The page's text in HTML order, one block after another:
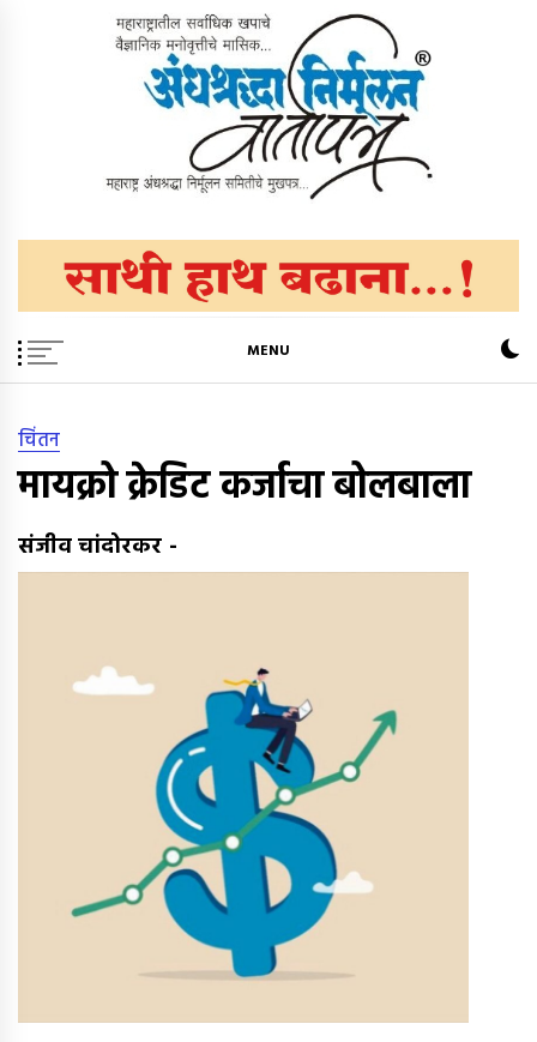
अंधश्रद्धा निर्मूलन वार्तापत्र ®
MENU
चिंतन
मायक्रो क्रेडिट कर्जाचा बोलबाला
संजीव चांदोरकर -